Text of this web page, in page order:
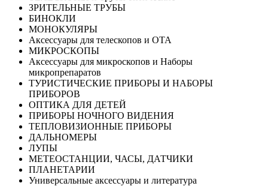
ЗРИТЕЛЬНЫЕ ТРУБЫ
БИНОКЛИ
МОНОКУЛЯРЫ
Аксессуары для телескопов и ОТА
МИКРОСКОПЫ
Аксессуары для микроскопов и Наборы
микропрепаратов
ТУРИСТИЧЕСКИЕ ПРИБОРЫ И НАБОРЫ
ПРИБОРОВ
ОПТИКА ДЛЯ ДЕТЕЙ
ПРИБОРЫ НОЧНОГО ВИДЕНИЯ
ТЕПЛОВИЗИОННЫЕ ПРИБОРЫ
ДАЛЬНОМЕРЫ
ЛУПЫ
МЕТЕОСТАНЦИИ, ЧАСЫ, ДАТЧИКИ
ПЛАНЕТАРИИ
Универсальные аксессуары и литература